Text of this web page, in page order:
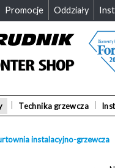
Promocje Oddziały
Technika grzewcza
instalacyjno-grzewcza